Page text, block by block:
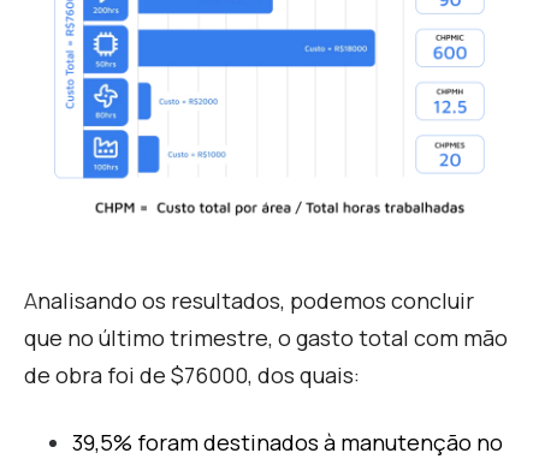
Analisando os resultados, podemos concluir
que no último trimestre, o gasto total com mão
de obra foi de $76000, dos quais:
39,5% foram destinados à manutenção no